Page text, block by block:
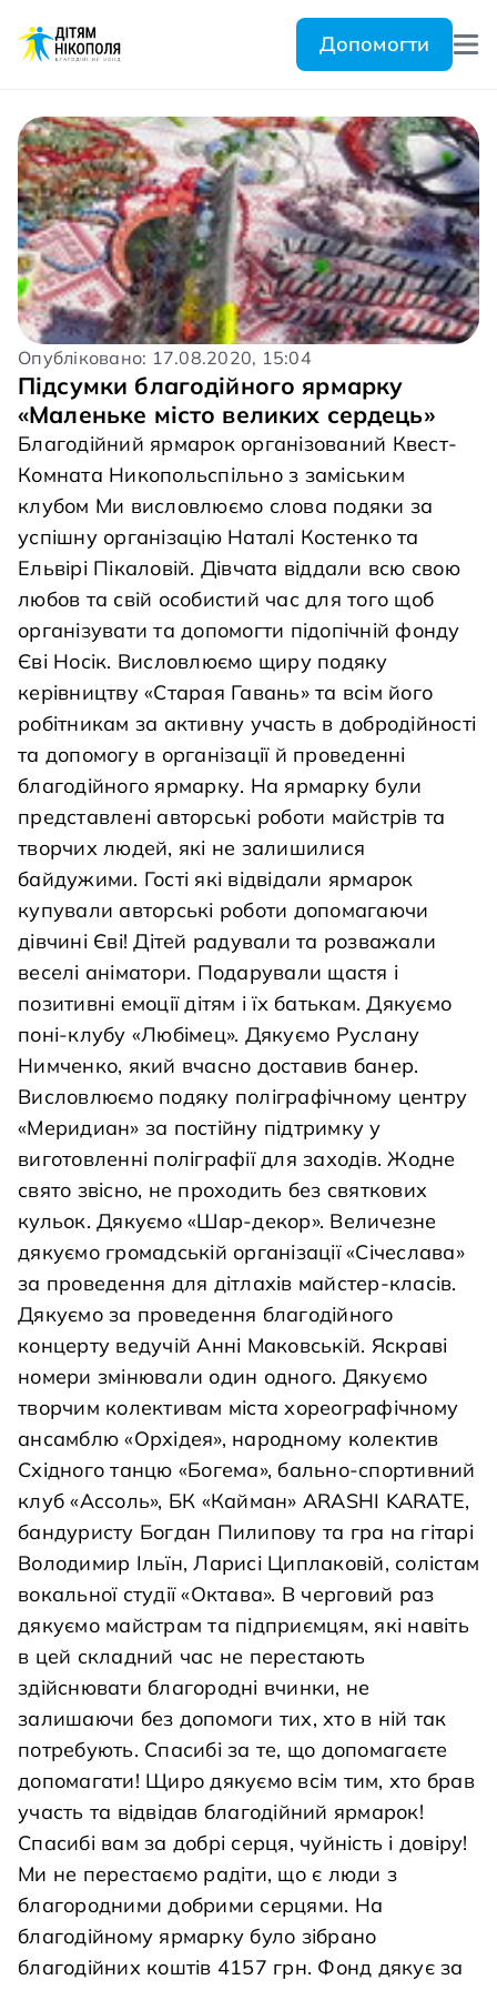
Допомогти
Опубліковано: 17.08.2020, 15:04
Підсумки благодійного ярмарку
«Маленьке місто великих сердець»
Благодійний ярмарок організований Квест-
Комната Никопольспільно з заміським
клубом Ми висловлюємо слова подяки за
успішну організацію Наталі Костенко та
Ельвірі Пікаловій. Дівчата віддали всю свою
любов та свій особистий час для того щоб
організувати та допомогти підопічній фонду
Єві Носік. Висловлюємо щиру подяку
керівництву «Старая Гавань» та всім його
робітникам за активну участь в добродійності
та допомогу в організації й проведенні
благодійного ярмарку. На ярмарку були
представлені авторські роботи майстрів та
творчих людей, які не залишилися
байдужими. Гості які відвідали ярмарок
купували авторські роботи допомагаючи
дівчині Єві! Дітей радували та розважали
веселі аніматори. Подарували щастя і
позитивні емоції дітям і їх батькам. Дякуємо
поні-клубу «Любімец». Дякуємо Руслану
Нимченко, який вчасно доставив банер.
Висловлюємо подяку поліграфічному центру
«Меридиан» за постійну підтримку у
виготовленні поліграфії для заходів. Жодне
свято звісно, не проходить без святкових
кульок. Дякуємо «Шар-декор». Величезне
дякуємо громадській організації «Січеслава»
за проведення для дітлахів майстер-класів.
Дякуємо за проведення благодійного
концерту ведучій Анні Маковській. Яскраві
номери змінювали один одного. Дякуємо
творчим колективам міста хореографічному
ансамблю «Орхідея», народному колектив
Східного танцю «Богема», бально-спортивний
клуб «Аccоль», БК «Кайман» ARASHI KARATE,
бандуристу Богдан Пилипову та гра на гітарі
Володимир Ільїн, Ларисі Циплаковій, солістам
вокальної студії «Октава». В черговий раз
дякуємо майстрам та підприємцям, які навіть
в цей складний час не перестають
здійснювати благородні вчинки, не
залишаючи без допомоги тих, хто в ній так
потребують. Спасибі за те, що допомагаєте
допомагати! Щиро дякуємо всім тим, хто брав
участь та відвідав благодійний ярмарок!
Спасибі вам за добрі серця, чуйність і довіру!
Ми не перестаємо радіти, що є люди з
благородними добрими серцями. На
благодійному ярмарку було зібрано
благодійних коштів 4157 грн. Фонд дякує за